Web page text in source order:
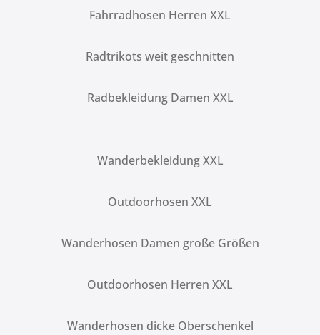
Fahrradhosen Herren XXL
Radtrikots weit geschnitten
Radbekleidung Damen XXL
Wanderbekleidung XXL
Outdoorhosen XXL
Wanderhosen Damen große Größen
Outdoorhosen Herren XXL
Wanderhosen dicke Oberschenkel